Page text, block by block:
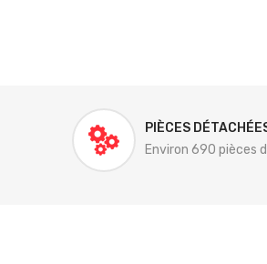
PIÈCES
Environ 690 pièces